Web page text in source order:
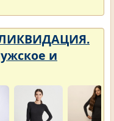
ЛИКВИДАЦИЯ.
и